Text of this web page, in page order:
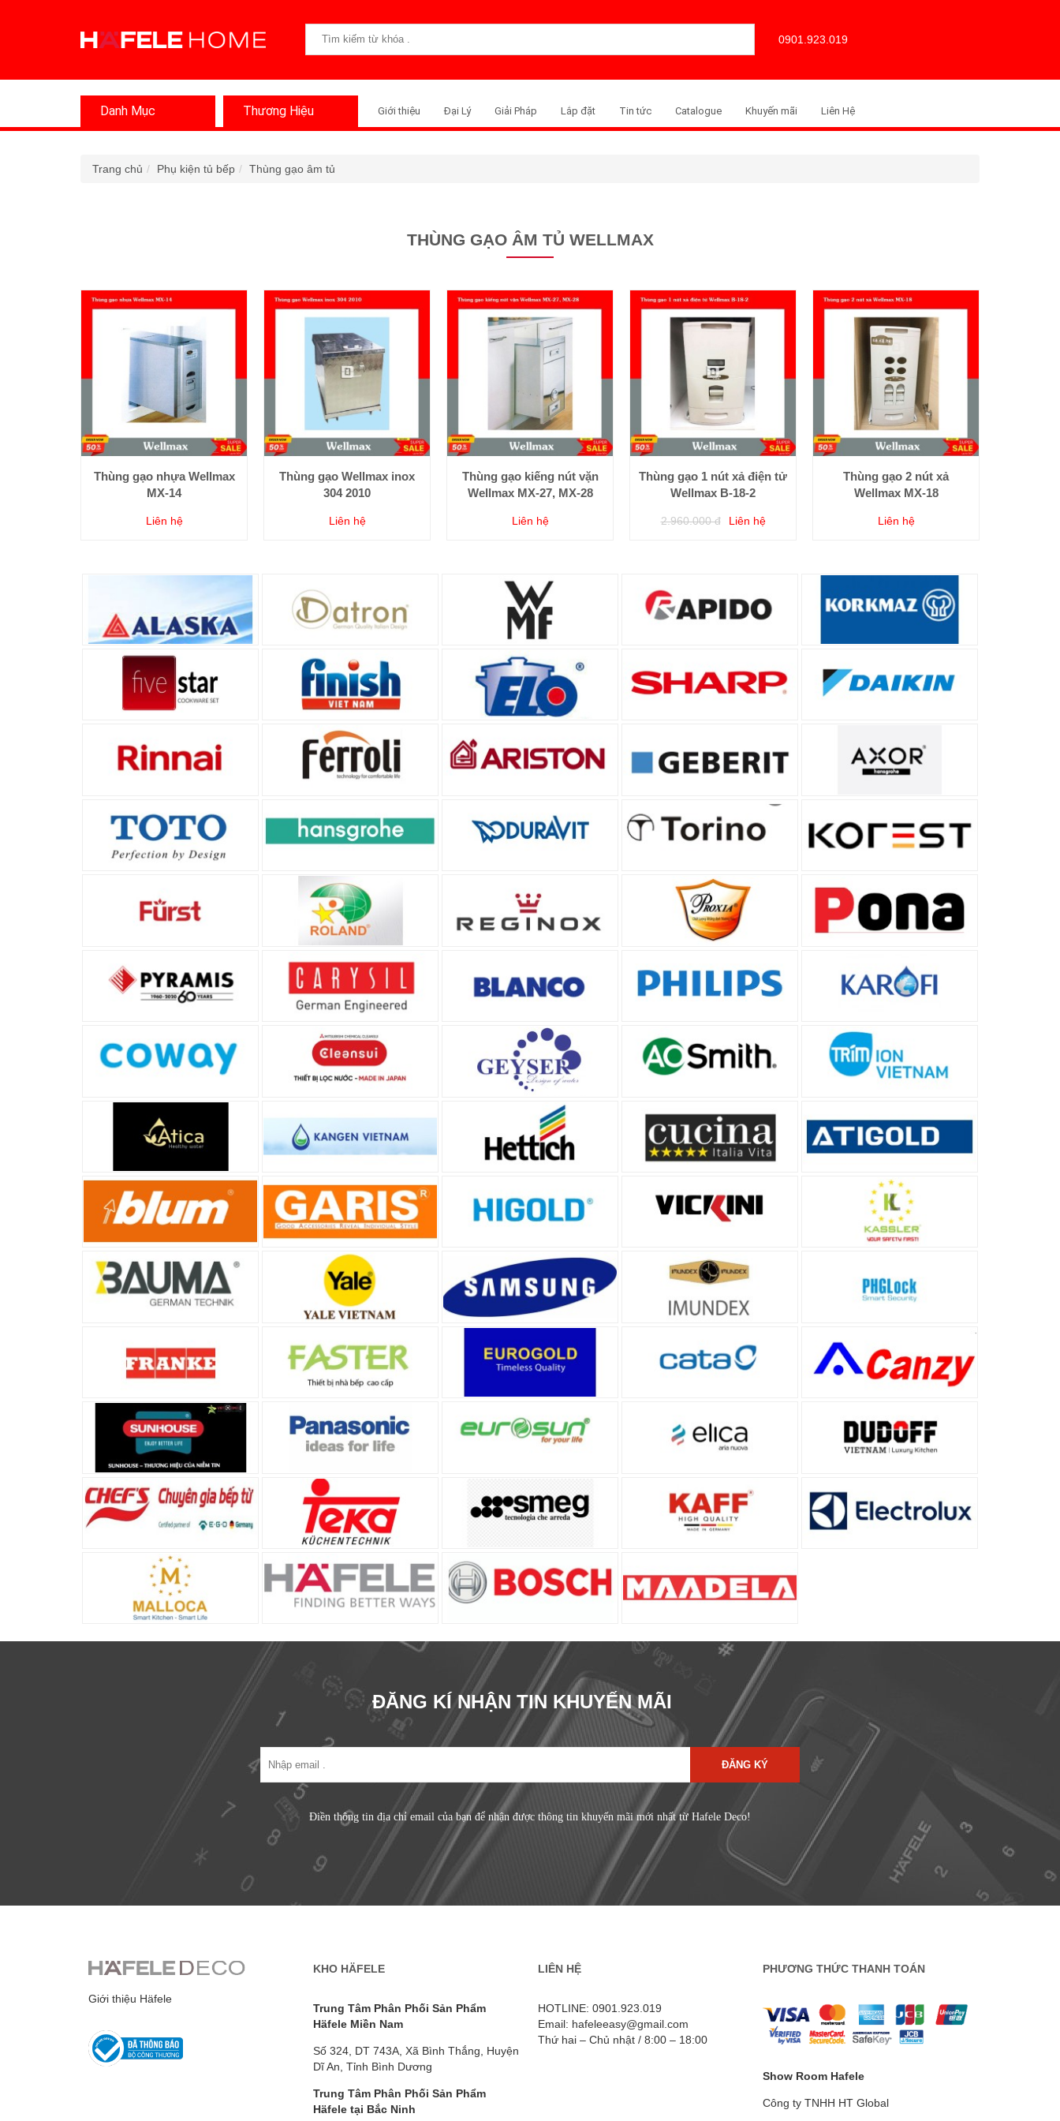
0901.923.019
Danh Mục Thương Hiệu Giới thiệu Đại Lý Giải Pháp Lắp đặt Tin tức Catalogue Khuyến mãi Liên Hệ
Trang chủ Phụ kiện tủ bếp Thùng gạo âm tủ
THÙNG GẠO ÂM TỦ WELLMAX
Thùng gạo nhựa Wellmax
MX-14
Liên hệ
Thùng gạo Wellmax inox
304 2010
Liên hệ
Thùng gạo kiếng nút vặn
Wellmax MX-27, MX-28
Liên hệ
Thùng gạo 1 nút xả điện tử
Wellmax B-18-2
2.960.000 đ Liên hệ
Thùng gạo 2 nút xả
Wellmax MX-18
Liên hệ
ĐĂNG KÍ NHẬN TIN KHUYẾN MÃI
ĐĂNG KÝ
Điền thông tin địa chỉ email của bạn để nhận được thông tin khuyến mãi mới nhất từ Hafele Deco!
Giới thiệu Häfele
KHO HÄFELE
Trung Tâm Phân Phối Sản Phẩm
Häfele Miền Nam
Số 324, DT 743A, Xã Bình Thắng, Huyện
Dĩ An, Tỉnh Bình Dương
Trung Tâm Phân Phối Sản Phẩm
Häfele tại Bắc Ninh
LIÊN HỆ
HOTLINE: 0901.923.019
Email: hafeleeasy@gmail.com
Thứ hai – Chủ nhật / 8:00 – 18:00
PHƯƠNG THỨC THANH TOÁN
Show Room Hafele
Công ty TNHH HT Global